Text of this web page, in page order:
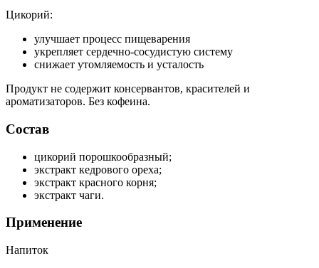
Цикорий:
улучшает процесс пищеварения
укрепляет сердечно-сосудистую систему
снижает утомляемость и усталость
​Продукт не содержит консервантов, красителей и
ароматизаторов. Без кофеина.
Состав
цикорий порошкообразный;
экстракт кедрового ореха;
экстракт красного корня;
экстракт чаги.
Применение
Напиток